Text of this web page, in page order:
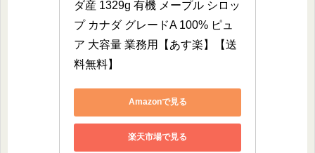
ダ産 1329g 有機 メープル シロッ
プ カナダ グレードA 100% ピュ
ア 大容量 業務用【あす楽】【送
料無料】
Amazonで見る
楽天市場で見る